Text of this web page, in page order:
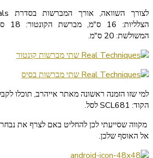
המשולשת: 20 ס"מ.
הקוד: SCL681 לסל.
אל האוסף שלכן.